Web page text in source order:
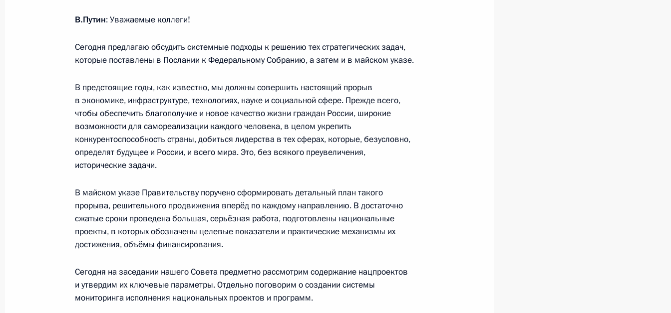
Медиафорум региональных и местных СМИ «Правда
и справедливость»
16 мая 2019 года, 17:20
Заседание Совета по стратегическому развитию
и национальным проектам
Встреча с вице-премьером Максимом Акимовым
19 апреля 2019 года, 13:45
Магомедсалам Магомедов принял участие в общем собрании
членов Российской академии образования
27 февраля 2019 года, 12:30
В.Путин: Уважаемые коллеги!
Сегодня предлагаю обсудить системные подходы к решению тех стратегических задач,
которые поставлены в Послании к Федеральному Собранию, а затем и в майском указе.
В предстоящие годы, как известно, мы должны совершить настоящий прорыв
в экономике, инфраструктуре, технологиях, науке и социальной сфере. Прежде всего,
чтобы обеспечить благополучие и новое качество жизни граждан России, широкие
возможности для самореализации каждого человека, в целом укрепить
конкурентоспособность страны, добиться лидерства в тех сферах, которые, безусловно,
определят будущее и России, и всего мира. Это, без всякого преувеличения,
исторические задачи.
В майском указе Правительству поручено сформировать детальный план такого
прорыва, решительного продвижения вперёд по каждому направлению. В достаточно
сжатые сроки проведена большая, серьёзная работа, подготовлены национальные
проекты, в которых обозначены целевые показатели и практические механизмы их
достижения, объёмы финансирования.
Сегодня на заседании нашего Совета предметно рассмотрим содержание нацпроектов
и утвердим их ключевые параметры. Отдельно поговорим о создании системы
мониторинга исполнения национальных проектов и программ.